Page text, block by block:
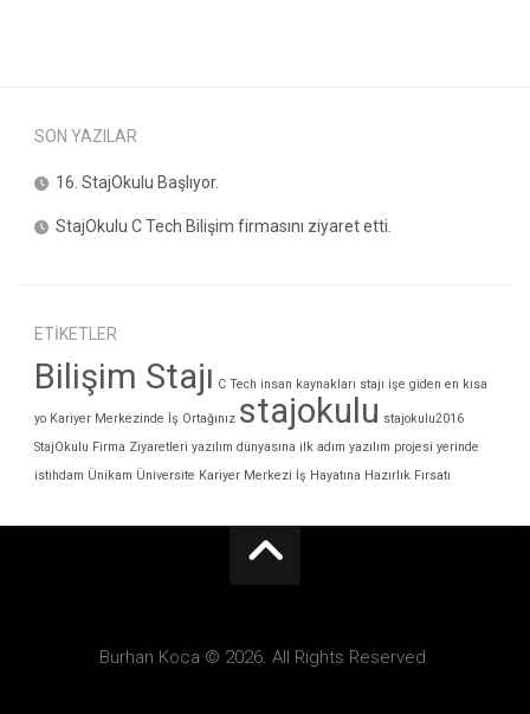
SON YAZILAR
16. StajOkulu Başlıyor.
StajOkulu C Tech Bilişim firmasını ziyaret etti.
ETIKETLER
Bilişim Stajı C Tech insan kaynakları stajı işe giden en kısa
yo Kariyer Merkezinde İş Ortağınız stajokulu stajokulu2016
StajOkulu Firma Ziyaretleri yazılım dünyasına ilk adım yazılım projesi yerinde
istihdam Ünikam Üniversite Kariyer Merkezi İş Hayatına Hazırlık Fırsatı
Burhan Koca © 2026. All Rights Reserved.